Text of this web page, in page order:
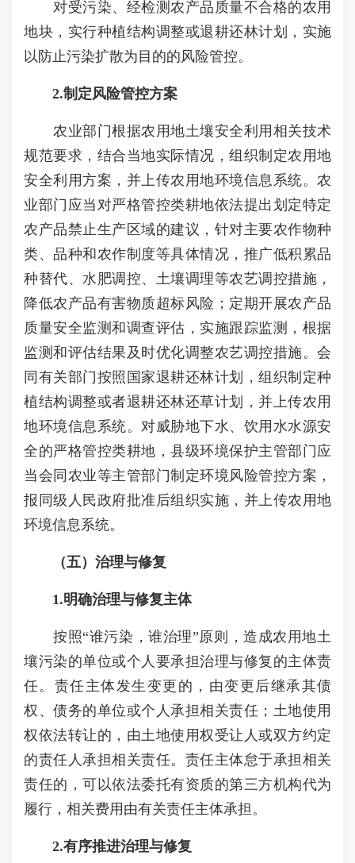
对受污染、经检测农产品质量不合格的农用
地块，实行种植结构调整或退耕还林计划，实施
以防止污染扩散为目的的风险管控。
2.制定风险管控方案
农业部门根据农用地土壤安全利用相关技术
规范要求，结合当地实际情况，组织制定农用地
安全利用方案，并上传农用地环境信息系统。农
业部门应当对严格管控类耕地依法提出划定特定
农产品禁止生产区域的建议，针对主要农作物种
类、品种和农作制度等具体情况，推广低积累品
种替代、水肥调控、土壤调理等农艺调控措施，
降低农产品有害物质超标风险；定期开展农产品
质量安全监测和调查评估，实施跟踪监测，根据
监测和评估结果及时优化调整农艺调控措施。会
同有关部门按照国家退耕还林计划，组织制定种
植结构调整或者退耕还林还草计划，并上传农用
地环境信息系统。对威胁地下水、饮用水水源安
全的严格管控类耕地，县级环境保护主管部门应
当会同农业等主管部门制定环境风险管控方案，
报同级人民政府批准后组织实施，并上传农用地
环境信息系统。
（五）治理与修复
1.明确治理与修复主体
按照“谁污染，谁治理”原则，造成农用地土
壤污染的单位或个人要承担治理与修复的主体责
任。责任主体发生变更的，由变更后继承其债
权、债务的单位或个人承担相关责任；土地使用
权依法转让的，由土地使用权受让人或双方约定
的责任人承担相关责任。责任主体怠于承担相关
责任的，可以依法委托有资质的第三方机构代为
履行，相关费用由有关责任主体承担。
2.有序推进治理与修复